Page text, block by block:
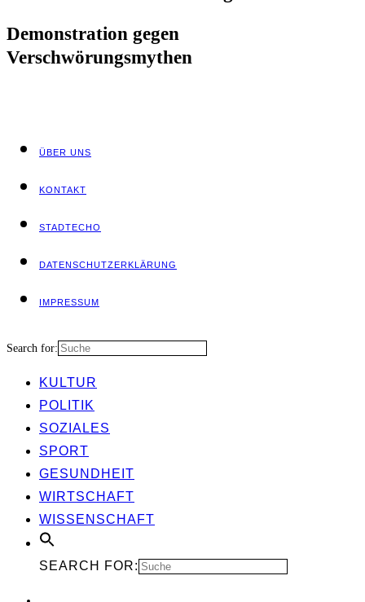
Demons­tra­ti­on gegen
Verschwörungsmythen
ÜBER UNS
KON­TAKT
STADT­ECHO
DATEN­SCHUTZ­ER­KLÄ­RUNG
IMPRES­SUM
Search for:
KUL­TUR
POLI­TIK
SOZIA­LES
SPORT
GESUND­HEIT
WIRT­SCHAFT
WIS­SEN­SCHAFT
SEARCH FOR: